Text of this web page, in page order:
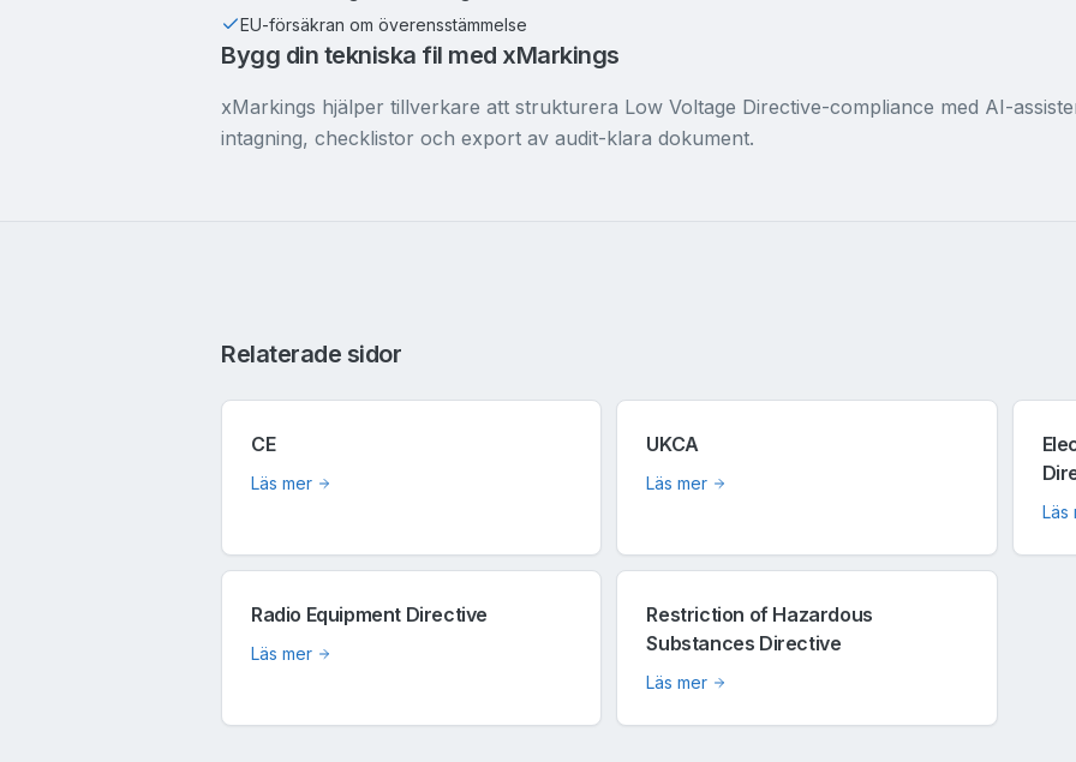
EU-försäkran om överensstämmelse
Bygg din tekniska fil med xMarkings
xMarkings hjälper tillverkare att strukturera Low Voltage Directive-compliance med AI-
intagning, checklistor och export av audit-klara dokument.
Relaterade sidor
CE
Läs mer
UKCA
Läs mer
Läs
Radio Equipment Directive
Läs mer
Restriction of Hazardous
Substances Directive
Läs mer